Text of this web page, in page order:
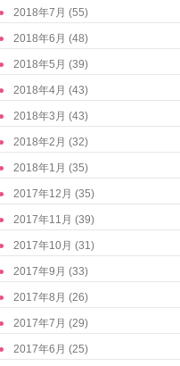
2018年7月 (55)
2018年6月 (48)
2018年5月 (39)
2018年4月 (43)
2018年3月 (43)
2018年2月 (32)
2018年1月 (35)
2017年12月 (35)
2017年11月 (39)
2017年10月 (31)
2017年9月 (33)
2017年8月 (26)
2017年7月 (29)
2017年6月 (25)